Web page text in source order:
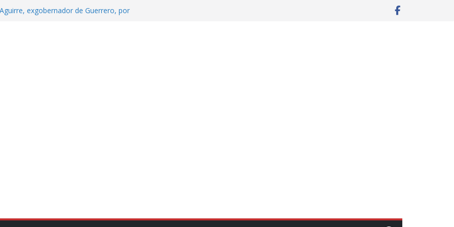
exgobernador de Guerrero, por